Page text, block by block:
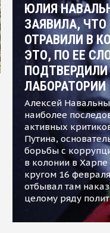
ЮЛИЯ
ЗАЯВИЛА,
ОТРАВИЛИ В
ЭТО, ПО ЕЕ
ЛАБОРАТОРИИ
Алексей
наиболее
активных
Путина,
борьбы с
в колонии в
кругом 16
отбывал там
целому ряду